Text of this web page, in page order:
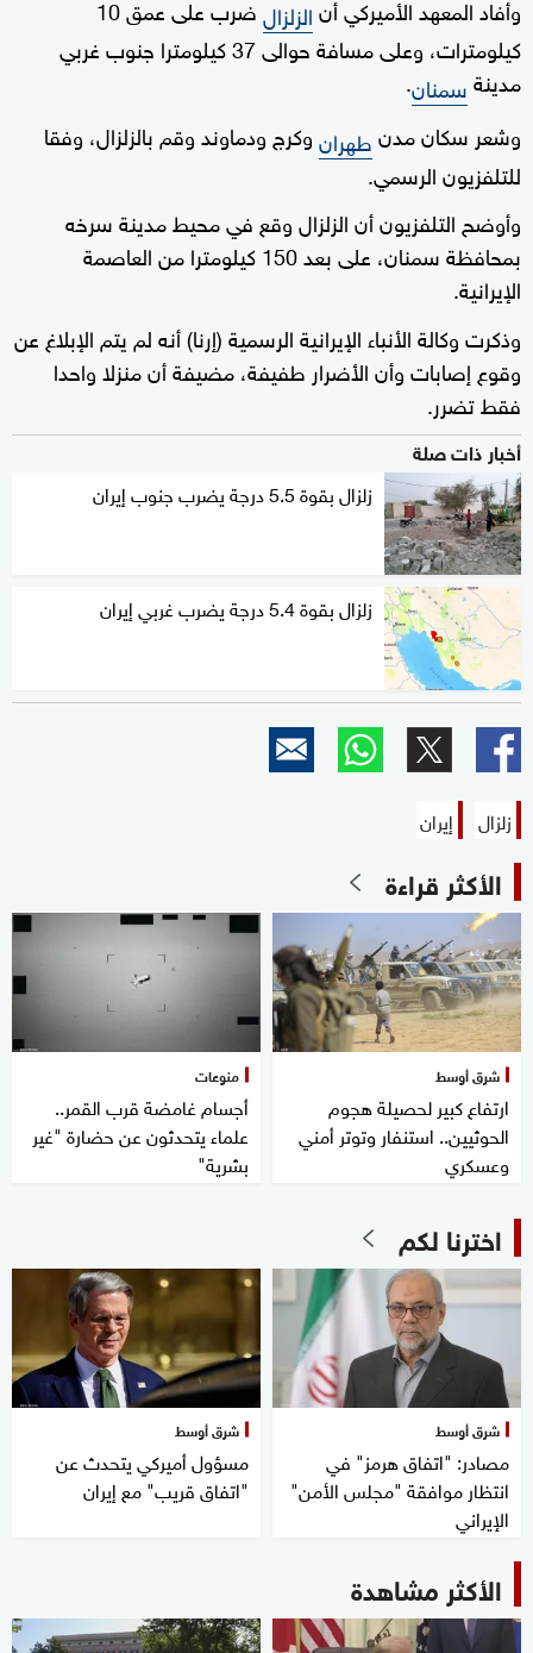
وأفاد المعهد الأميركي أنالزلزال
ضرب على عمق 10
كيلومترات، وعلى مسافة حوالى 37 كيلومترا جنوب غربي
مدينةسمنان.
وشعر سكان مدنطهرانوكرج ودماوند وقم بالزلزال، وفقا
للتلفزيون الرسمي.
وأوضح التلفزيون أن الزلزال وقع في محيط مدينة سرخه
بمحافظة سمنان، على بعد 150 كيلومترا من العاصمة
الإيرانية.
وذكرت وكالة الأنباء الإيرانية الرسمية (إرنا) أنه لم يتم الإبلاغ عن
وقوع إصابات وأن الأضرار طفيفة، مضيفة أن منزلا واحدا
فقط تضرر.
أخبار ذات صلة
زلزال بقوة 5.5 درجة يضرب جنوب إيران
زلزال بقوة 5.4 درجة يضرب غربي إيران
زلزال إيران
الأكثر قراءة
شرق أوسط
ارتفاع كبير لحصيلة هجوم
الحوثيين.. استنفار وتوتر أمني
وعسكري
منوعات
أجسام غامضة قرب القمر..
علماء يتحدثون عن حضارة "غير
بشرية"
اخترنا لكم
شرق أوسط
مصادر: "اتفاق هرمز" في
انتظار موافقة "مجلس الأمن"
الإيراني
شرق أوسط
مسؤول أميركي يتحدث عن
"اتفاق قريب" مع إيران
الأكثر مشاهدة